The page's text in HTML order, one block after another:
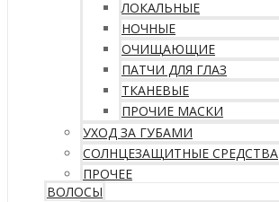
ЛОКАЛЬНЫЕ
НОЧНЫЕ
ОЧИЩАЮЩИЕ
ПАТЧИ ДЛЯ ГЛАЗ
ТКАНЕВЫЕ
ПРОЧИЕ МАСКИ
УХОД ЗА ГУБАМИ
СОЛНЦЕЗАЩИТНЫЕ СРЕДСТВА
ПРОЧЕЕ
ВОЛОСЫ